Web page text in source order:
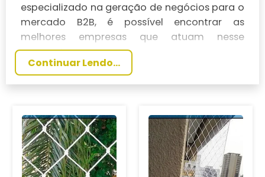
Instalação De Cerca Removível Em
Campinas
Instalação De Rede De Proteção Campinas
Instalação De Rede De Proteção Em
Instalação De Rede De Proteção Em Janela
Instalação De Rede De Proteção Preço
Apartamento
Comprar Rede De Proteção Para Quadra
Esportiva
Comprar Tela De Proteção
Comprar Tela Sombrite
Empresa De Cobertura Sombrite Campinas
especializado na geração de negócios para o
mercado B2B, é possível encontrar as
melhores empresas que atuam nesse
segmento.
Continuar Lendo...